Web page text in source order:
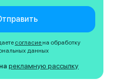
согласие на обработку
данных
рекламную рассылку